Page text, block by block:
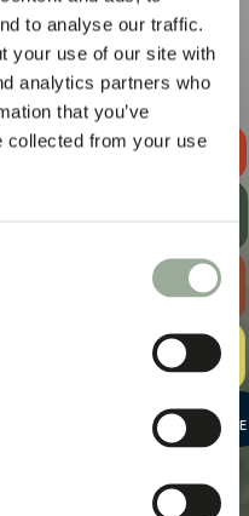
to analyse our traffic.
your use of our site with
analytics partners who
that you’ve
collected from your use
RICHIEDI UN
SCOPRI LA
GUIDA ALLE
BORSE
KIT DI
CAMPIONI
GRATUITO
AVVIA UNA
CONVERSAZIONE